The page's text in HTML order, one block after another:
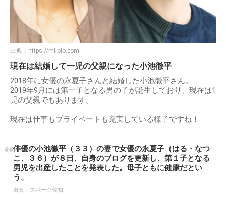
出典： https://miiolo.com
現在は結婚して一児の父親になった小池徹平
2018年に女優の永夏子さんと結婚した小池徹平さん。
2019年9月には第一子となる男の子が誕生しており、現在は1
児の父親でもあります。
現在は仕事もプライベートも充実している様子ですね！
俳優の小池徹平（３３）の妻で女優の永夏子（はる・なつ
こ、３６）が８日、自身のブログを更新し、第１子となる
男児を出産したことを発表した。母子ともに健康だとい
う。
出典： スポーツ報知